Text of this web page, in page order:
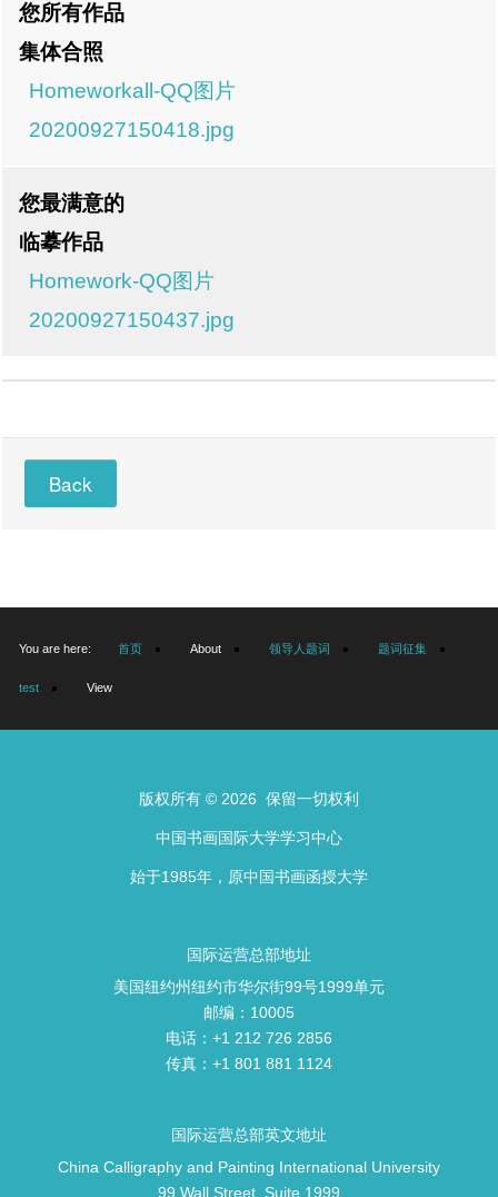
您所有作品
集体合照
Homeworkall-QQ图片
20200927150418.jpg
您最满意的
临摹作品
Homework-QQ图片
20200927150437.jpg
Back
You are here: 首页 About 领导人题词 题词征集
test View
版权所有 © 2026 保留一切权利
中国书画国际大学学习中心
始于1985年，原中国书画函授大学
国际运营总部地址
美国纽约州纽约市华尔街99号1999单元
邮编：10005
电话：+1 212 726 2856
传真：+1 801 881 1124
国际运营总部英文地址
China Calligraphy and Painting International University
99 Wall Street, Suite 1999